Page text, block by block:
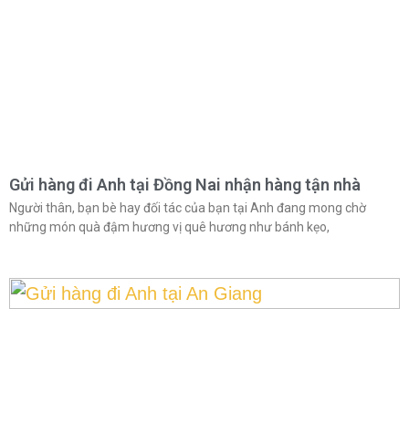
Gửi hàng đi Anh tại Đồng Nai nhận hàng tận nhà
Người thân, bạn bè hay đối tác của bạn tại Anh đang mong chờ
những món quà đậm hương vị quê hương như bánh kẹo,